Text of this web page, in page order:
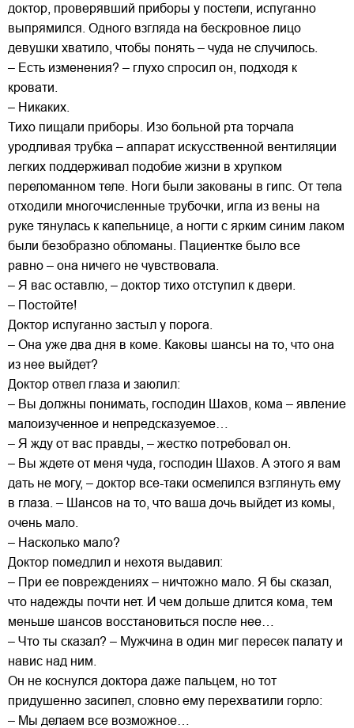
доктор, проверявший приборы у постели, испуганно
выпрямился. Одного взгляда на бескровное лицо
девушки хватило, чтобы понять – чуда не случилось.
– Есть изменения? – глухо спросил он, подходя к
кровати.
– Никаких.
Тихо пищали приборы. Изо больной рта торчала
уродливая трубка – аппарат искусственной вентиляции
легких поддерживал подобие жизни в хрупком
переломанном теле. Ноги были закованы в гипс. От тела
отходили многочисленные трубочки, игла из вены на
руке тянулась к капельнице, а ногти с ярким синим лаком
были безобразно обломаны. Пациентке было все
равно – она ничего не чувствовала.
– Я вас оставлю, – доктор тихо отступил к двери.
– Постойте!
Доктор испуганно застыл у порога.
– Она уже два дня в коме. Каковы шансы на то, что она
из нее выйдет?
Доктор отвел глаза и заюлил:
– Вы должны понимать, господин Шахов, кома – явление
малоизученное и непредсказуемое…
– Я жду от вас правды, – жестко потребовал он.
– Вы ждете от меня чуда, господин Шахов. А этого я вам
дать не могу, – доктор все-таки осмелился взглянуть ему
в глаза. – Шансов на то, что ваша дочь выйдет из комы,
очень мало.
– Насколько мало?
Доктор помедлил и нехотя выдавил:
– При ее повреждениях – ничтожно мало. Я бы сказал,
что надежды почти нет. И чем дольше длится кома, тем
меньше шансов восстановиться после нее…
– Что ты сказал? – Мужчина в один миг пересек палату и
навис над ним.
Он не коснулся доктора даже пальцем, но тот
придушенно засипел, словно ему перехватили горло:
– Мы делаем все возможное…